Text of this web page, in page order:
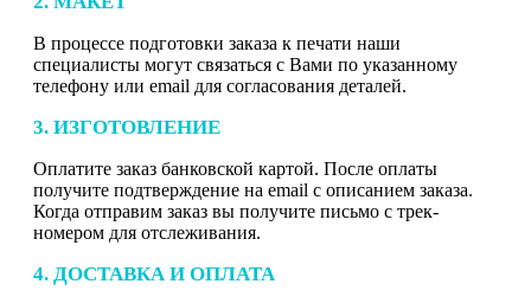
В процессе подготовки заказа к печати наши
специалисты могут связаться с Вами по указанному
телефону или email для согласования деталей.
3. ИЗГОТОВЛЕНИЕ
Оплатите заказ банковской картой. После оплаты
получите подтверждение на email с описанием заказа.
Когда отправим заказ вы получите письмо с трек-
номером для отслеживания.
4. ДОСТАВКА И ОПЛАТА